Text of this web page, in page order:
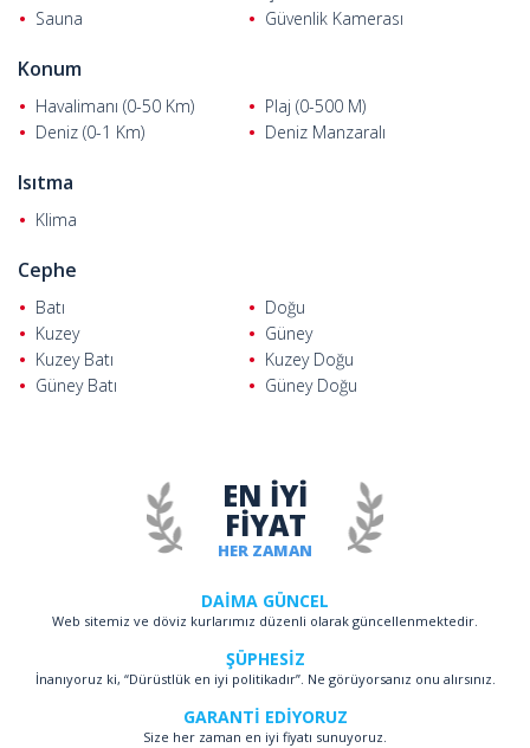
şehir merkezine 14 kilometre ve Gazipaşa Havalimanı’na 26
kilometre uzaklıktadır.
Sauna
Güvenlik Kamerası
Konum
Havalimanı (0-50 Km)
Plaj (0-500 M)
Deniz (0-1 Km)
Deniz Manzaralı
Isıtma
Klima
Cephe
Batı
Doğu
Kuzey
Güney
Kuzey Batı
Kuzey Doğu
Güney Batı
Güney Doğu
HER ZAMAN
EN İYİ
FİYAT
DAİMA GÜNCEL
Web sitemiz ve döviz kurlarımız düzenli olarak güncellenmektedir.
ŞÜPHESİZ
İnanıyoruz ki, “Dürüstlük en iyi politikadır”. Ne görüyorsanız onu alırsınız.
GARANTİ EDİYORUZ
Size her zaman en iyi fiyatı sunuyoruz.